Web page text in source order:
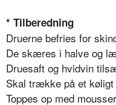
* Tilberedning
Druerne befries for
De skæres i halve og
Druesaft og hvidvin
Skal trække på et køligt
Toppes op med